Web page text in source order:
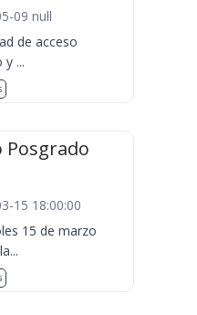
09 null
de acceso
y ...
Posgrado
15 18:00:00
15 de marzo